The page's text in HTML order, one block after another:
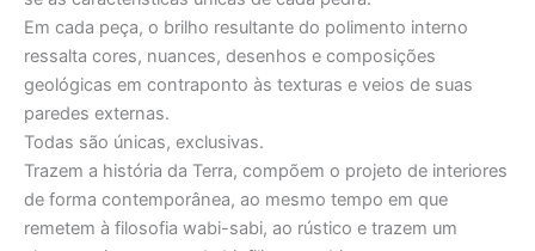
Em cada peça, o brilho resultante do polimento interno
ressalta cores, nuances, desenhos e composições
geológicas em contraponto às texturas e veios de suas
paredes externas.
Todas são únicas, exclusivas.
Trazem a história da Terra, compõem o projeto de interiores
de forma contemporânea, ao mesmo tempo em que
remetem à filosofia wabi-sabi, ao rústico e trazem um